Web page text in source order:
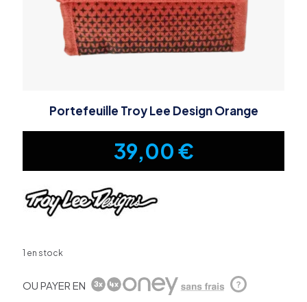
Portefeuille Troy Lee Design Orange
39,00€
1 en stock
OU PAYER EN ?